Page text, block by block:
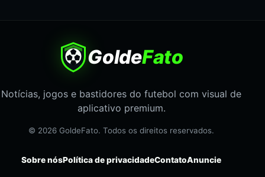
GoldeFato
Notícias, jogos e bastidores do futebol com visual de
aplicativo premium.
© 2026 GoldeFato. Todos os direitos reservados.
Sobre nósPolítica de privacidadeContatoAnuncie